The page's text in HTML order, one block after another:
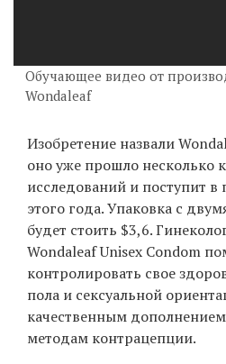
Обучающее видео от
Wondaleaf
Изобретение назвали
оно уже прошло несколько
исследований и поступит
этого года. Упаковка с
будет стоить $3,6.
Wondaleaf Unisex Condom
контролировать свое
пола и сексуальной
качественным
методам контрацепции.